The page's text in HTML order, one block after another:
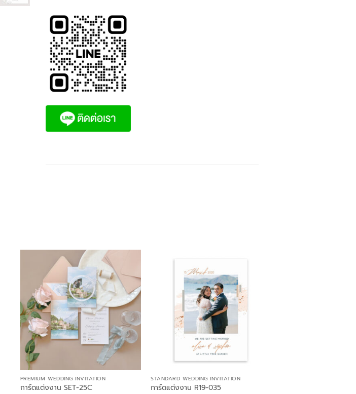
PREMIUM WEDDING INVITATION
การ์ดแต่งงาน SET-25C
STANDARD WEDDING INVITATION
การ์ดแต่งงาน R19-035